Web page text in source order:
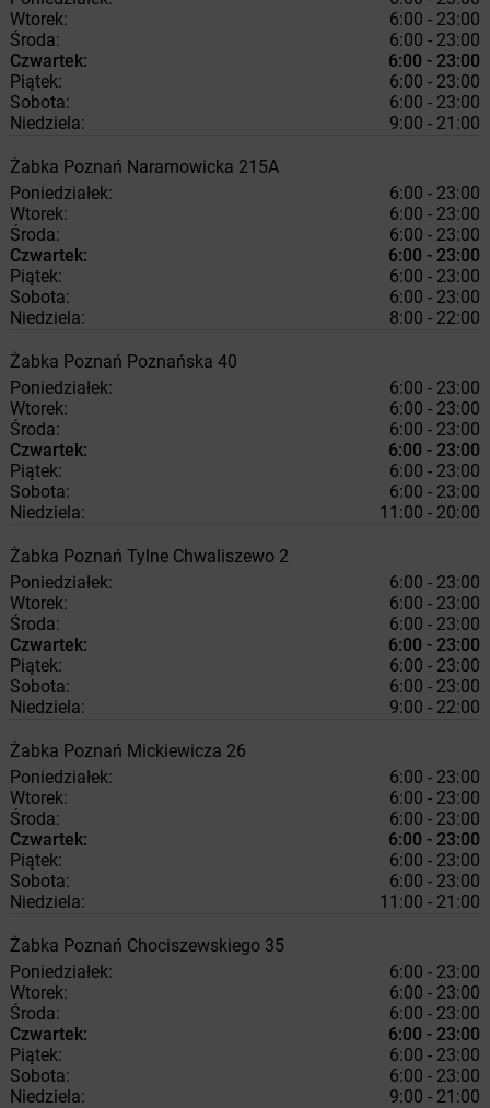
Wtorek:
6:00 - 23:00
Środa:
6:00 - 23:00
Czwartek:
6:00 - 23:00
Piątek:
6:00 - 23:00
Sobota:
6:00 - 23:00
Niedziela:
9:00 - 21:00
Żabka Poznań Naramowicka 215A
Poniedziałek:
6:00 - 23:00
Wtorek:
6:00 - 23:00
Środa:
6:00 - 23:00
Czwartek:
6:00 - 23:00
Piątek:
6:00 - 23:00
Sobota:
6:00 - 23:00
Niedziela:
8:00 - 22:00
Żabka Poznań Poznańska 40
Poniedziałek:
6:00 - 23:00
Wtorek:
6:00 - 23:00
Środa:
6:00 - 23:00
Czwartek:
6:00 - 23:00
Piątek:
6:00 - 23:00
Sobota:
6:00 - 23:00
Niedziela:
11:00 - 20:00
Żabka Poznań Tylne Chwaliszewo 2
Poniedziałek:
6:00 - 23:00
Wtorek:
6:00 - 23:00
Środa:
6:00 - 23:00
Czwartek:
6:00 - 23:00
Piątek:
6:00 - 23:00
Sobota:
6:00 - 23:00
Niedziela:
9:00 - 22:00
Żabka Poznań Mickiewicza 26
Poniedziałek:
6:00 - 23:00
Wtorek:
6:00 - 23:00
Środa:
6:00 - 23:00
Czwartek:
6:00 - 23:00
Piątek:
6:00 - 23:00
Sobota:
6:00 - 23:00
Niedziela:
11:00 - 21:00
Żabka Poznań Chociszewskiego 35
Poniedziałek:
6:00 - 23:00
Wtorek:
6:00 - 23:00
Środa:
6:00 - 23:00
Czwartek:
6:00 - 23:00
Piątek:
6:00 - 23:00
Sobota:
6:00 - 23:00
Niedziela:
9:00 - 21:00